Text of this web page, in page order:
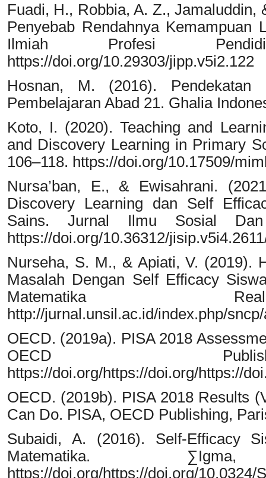
Fuadi, H., Robbia, A. Z.,
Penyebab Rendahnya
Ilmiah Profesi
https://doi.org/10.29303/jipp.v5i2.122
Hosnan, M. (2016). Pendekatan
Pembelajaran Abad 21. Ghalia
Koto, I. (2020). Teaching and
and Discovery Learning in Primary
106–118. https://doi.org/10.17509/
Nursa’ban, E., & Ewisahrani.
Discovery Learning dan Self
Sains. Jurnal Ilmu Sosial Dan
https://doi.org/10.36312/
Nurseha, S. M., & Apiati, V. (2019).
Masalah Dengan Self Efficacy
Matematika
http://jurnal.unsil.ac.id/index.php/
OECD. (2019a). PISA 2018
OECD
https://doi.org/https://doi.org/https://
OECD. (2019b). PISA 2018 Results
Can Do. PISA, OECD Publishing,
Subaidi, A. (2016). Self-Efficacy
Matematika.
https://doi.org/https://doi.org/10.0324/